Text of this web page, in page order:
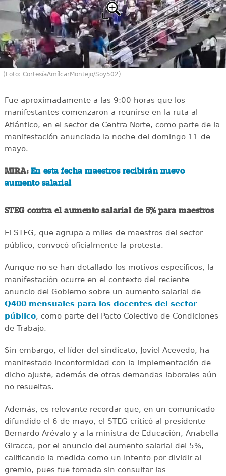
(Foto: CortesíaAmílcarMontejo/Soy502)
Fue aproximadamente a las 9:00 horas que los
manifestantes comenzaron a reunirse en la ruta al
Atlántico, en el sector de Centra Norte, como parte de la
manifestación anunciada la noche del domingo 11 de
mayo.
MIRA:En esta fecha maestros recibirán nuevo
aumento salarial
STEG contra el aumento salarial de 5% para maestros
El STEG, que agrupa a miles de maestros del sector
público, convocó oficialmente la protesta.
Aunque no se han detallado los motivos específicos, la
manifestación ocurre en el contexto del reciente
anuncio del Gobierno sobre un aumento salarial de
Q400 mensuales para los docentes del sector
público, como parte del Pacto Colectivo de Condiciones
de Trabajo.
Sin embargo, el líder del sindicato, Joviel Acevedo, ha
manifestado inconformidad con la implementación de
dicho ajuste, además de otras demandas laborales aún
no resueltas.
Además, es relevante recordar que, en un comunicado
difundido el 6 de mayo, el STEG criticó al presidente
Bernardo Arévalo y a la ministra de Educación, Anabella
Giracca, por el anuncio del aumento salarial del 5%,
calificando la medida como un intento por dividir al
gremio, pues fue tomada sin consultar las